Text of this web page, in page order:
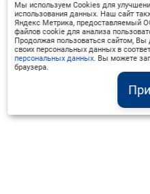
Мы используем Cookies для
использования данных. Наш сайт
Яндекс Метрика, предоставляемый
файлов cookie для анализа
Продолжая пользоваться сайтом, Вы
своих персональных данных в
персональных данных. Вы можете
браузера.